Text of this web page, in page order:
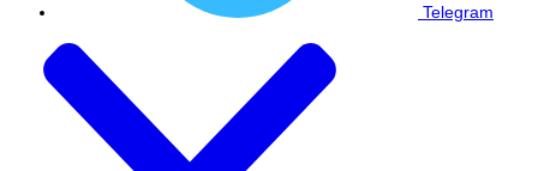
Telegram